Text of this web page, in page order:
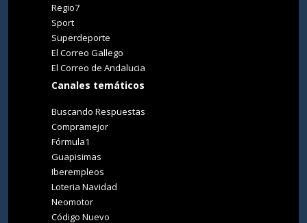
Regio7
Sport
Superdeporte
El Correo Gallego
El Correo de Andalucia
Canales temáticos
Buscando Respuestas
Compramejor
Fórmula1
Guapisimas
Iberempleos
Loteria Navidad
Neomotor
Código Nuevo